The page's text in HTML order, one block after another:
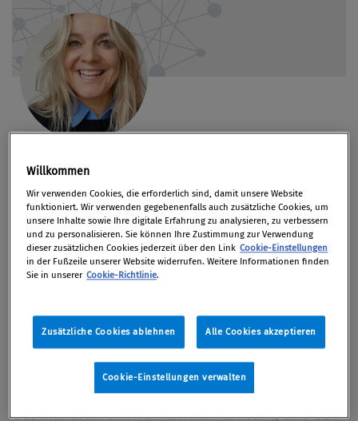
DI Antje Schwemberger-
Swarovski MBA, CSE
Vita
DI Antje Schwemberger-Swarovski, MBA, CSE
arbeitet als selbstständige
Nachhaltigkeitsmanagerin für die Tyrolit Gruppe,
Geschäftsführerin von enviro.marketing und CEO
Willkommen
Wir verwenden Cookies, die erforderlich sind, damit unsere Website
funktioniert. Wir verwenden gegebenenfalls auch zusätzliche Cookies, um
unsere Inhalte sowie Ihre digitale Erfahrung zu analysieren, zu verbessern
und zu personalisieren. Sie können Ihre Zustimmung zur Verwendung
dieser zusätzlichen Cookies jederzeit über den Link Cookie-Einstellungen
in der Fußzeile unserer Website widerrufen. Weitere Informationen finden
Sie in unserer Cookie-Richtlinie.
Zusätzliche Cookies ablehnen Alle Cookies akzeptieren
Cookie-Einstellungen verwalten